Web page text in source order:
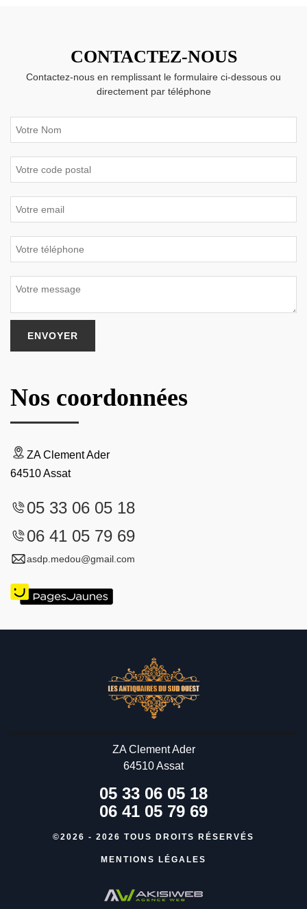
CONTACTEZ-NOUS
Contactez-nous en remplissant le formulaire ci-dessous ou
directement par téléphone
Nos coordonnées
ZA Clement Ader
64510 Assat
05 33 06 05 18
06 41 05 79 69
asdp.medou@gmail.com
ZA Clement Ader
64510 Assat
05 33 06 05 18
06 41 05 79 69
©2026 - 2026 TOUS DROITS RÉSERVÉS
MENTIONS LÉGALES